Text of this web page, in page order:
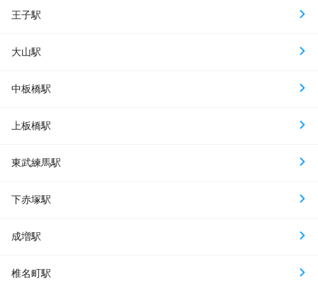
王子駅
大山駅
中板橋駅
上板橋駅
東武練馬駅
下赤塚駅
成増駅
椎名町駅